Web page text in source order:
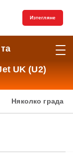
Изтегляне
UK (U2)
Няколко града